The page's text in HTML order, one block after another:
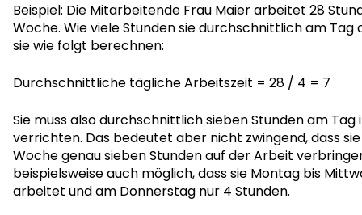
Beispiel: Die Mitarbeitende Frau Maier arbeitet 28
Woche. Wie viele Stunden sie durchschnittlich am Tag
sie wie folgt berechnen:
Durchschnittliche tägliche Arbeitszeit = 28 / 4 = 7
Sie muss also durchschnittlich sieben Stunden am Tag
verrichten. Das bedeutet aber nicht zwingend, dass
Woche genau sieben Stunden auf der Arbeit
beispielsweise auch möglich, dass sie Montag bis
arbeitet und am Donnerstag nur 4 Stunden.